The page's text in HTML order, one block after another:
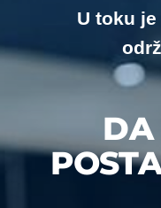
U toku
DA